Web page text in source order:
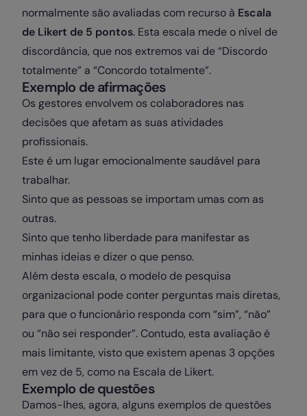
normalmente são avaliadas com recurso à Escala
de Likert de 5 pontos. Esta escala mede o nível de
discordância, que nos extremos vai de “Discordo
totalmente” a “Concordo totalmente”.
Exemplo de afirmações
Os gestores envolvem os colaboradores nas
decisões que afetam as suas atividades
profissionais.
Este é um lugar emocionalmente saudável para
trabalhar.
Sinto que as pessoas se importam umas com as
outras.
Sinto que tenho liberdade para manifestar as
minhas ideias e dizer o que penso.
Além desta escala, o modelo de pesquisa
organizacional pode conter perguntas mais diretas,
para que o funcionário responda com “sim”, “não”
ou “não sei responder”. Contudo, esta avaliação é
mais limitante, visto que existem apenas 3 opções
em vez de 5, como na Escala de Likert.
Exemplo de questões
Damos-lhes, agora, alguns exemplos de questões